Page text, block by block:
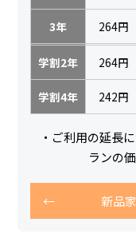
3年 264円
学割2年 264円
学割4年 242円
・ご利用の延長
ランの
新品